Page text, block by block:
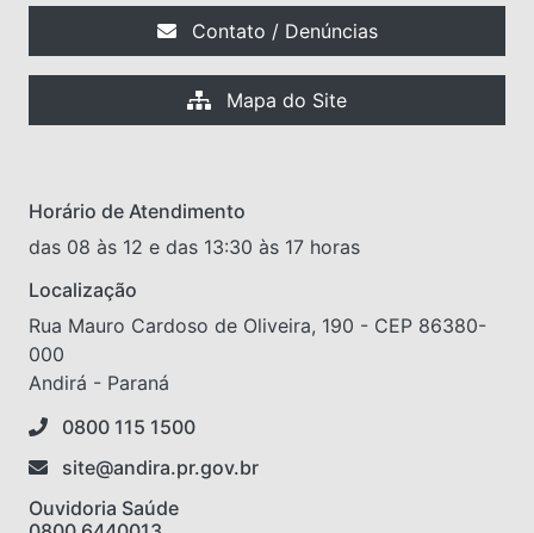
Contato / Denúncias
Mapa do Site
Horário de Atendimento
das 08 às 12 e das 13:30 às 17 horas
Localização
Rua Mauro Cardoso de Oliveira, 190 - CEP 86380-
000
Andirá - Paraná
0800 115 1500
site@andira.pr.gov.br
Ouvidoria Saúde